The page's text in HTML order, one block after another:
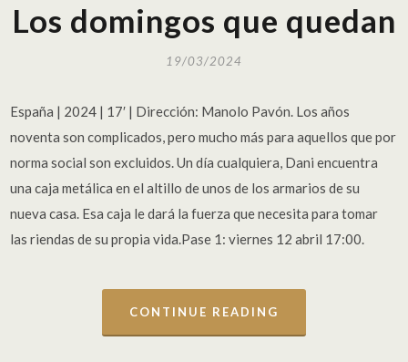
Los domingos que quedan
19/03/2024
España | 2024 | 17′ | Dirección: Manolo Pavón. Los años
noventa son complicados, pero mucho más para aquellos que por
norma social son excluidos. Un día cualquiera, Dani encuentra
una caja metálica en el altillo de unos de los armarios de su
nueva casa. Esa caja le dará la fuerza que necesita para tomar
las riendas de su propia vida.Pase 1: viernes 12 abril 17:00.
CONTINUE READING